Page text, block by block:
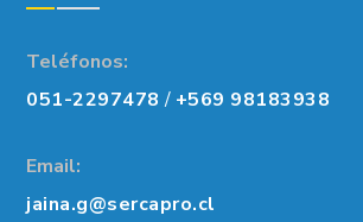
Teléfonos:
051-2297478 / +569 98183938
Email:
jaina.g@sercapro.cl